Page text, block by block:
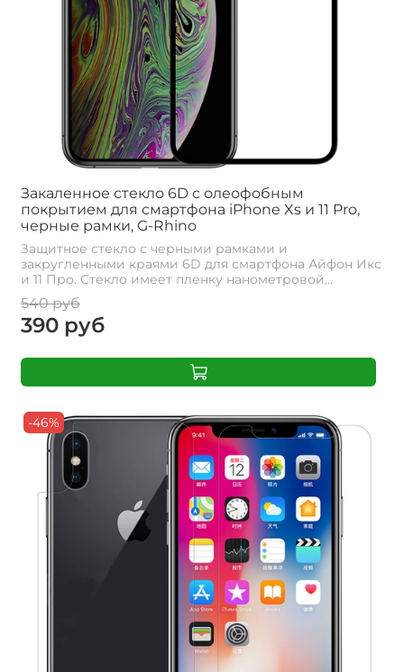
Закаленное стекло 6D с олеофобным
покрытием для смартфона iPhone Xs и 11 Pro,
черные рамки, G-Rhino
Защитное стекло с черными рамками и
закругленными краями 6D для смартфона Айфон Икс
и 11 Про. Стекло имеет пленку нанометровой...
540 руб
390 руб
-46%